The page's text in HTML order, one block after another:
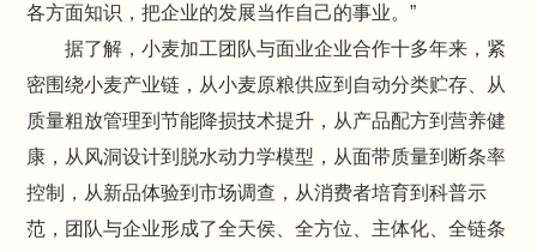
各方面知识，把企业的发展当作自己的事业。”
据了解，小麦加工团队与面业企业合作十多年来，紧
密围绕小麦产业链，从小麦原粮供应到自动分类贮存、从
质量粗放管理到节能降损技术提升，从产品配方到营养健
康，从风洞设计到脱水动力学模型，从面带质量到断条率
控制，从新品体验到市场调查，从消费者培育到科普示
范，团队与企业形成了全天侯、全方位、主体化、全链条